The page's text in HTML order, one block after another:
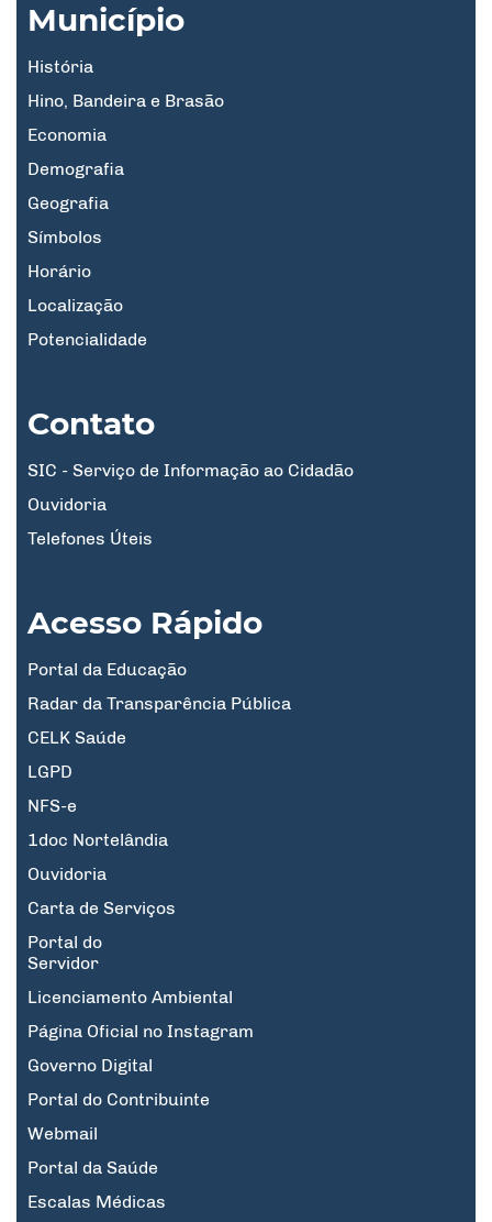
Município
História
Hino, Bandeira e Brasão
Economia
Demografia
Geografia
Símbolos
Horário
Localização
Potencialidade
Contato
SIC - Serviço de Informação ao Cidadão
Ouvidoria
Telefones Úteis
Acesso Rápido
Portal da Educação
Radar da Transparência Pública
CELK Saúde
LGPD
NFS-e
1doc Nortelândia
Ouvidoria
Carta de Serviços
Portal do
Servidor
Licenciamento Ambiental
Página Oficial no Instagram
Governo Digital
Portal do Contribuinte
Webmail
Portal da Saúde
Escalas Médicas